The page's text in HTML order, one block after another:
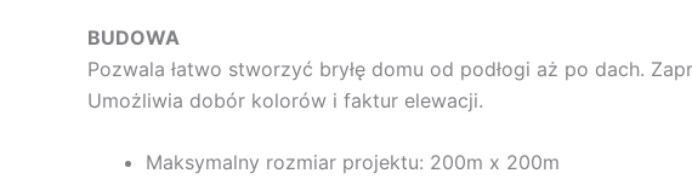
BUDOWA
Pozwala łatwo stworzyć bryłę domu od podłogi aż po dach.
Umożliwia dobór kolorów i faktur elewacji.
Maksymalny rozmiar projektu: 200m x 200m